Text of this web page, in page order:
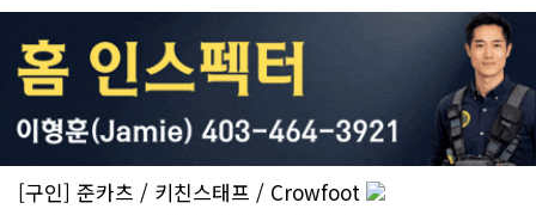
[구인] 준카츠 / 키친스태프 / Crowfoot